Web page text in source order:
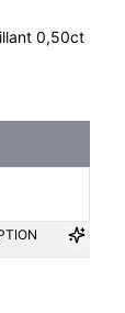
0,50ct